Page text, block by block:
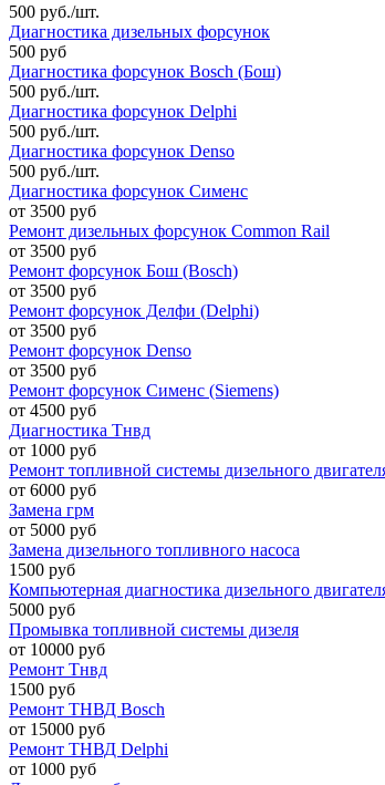
500 руб./шт.
Диагностика дизельных форсунок
500 руб
Диагностика форсунок Bosch (Бош)
500 руб./шт.
Диагностика форсунок Delphi
500 руб./шт.
Диагностика форсунок Denso
500 руб./шт.
Диагностика форсунок Сименс
от 3500 руб
Ремонт дизельных форсунок Common Rail
от 3500 руб
Ремонт форсунок Бош (Bosch)
от 3500 руб
Ремонт форсунок Делфи (Delphi)
от 3500 руб
Ремонт форсунок Denso
от 3500 руб
Ремонт форсунок Сименс (Siemens)
от 4500 руб
Диагностика Тнвд
от 1000 руб
Ремонт топливной системы дизельного
от 6000 руб
Замена грм
от 5000 руб
Замена дизельного топливного насоса
1500 руб
Компьютерная диагностика дизельного
5000 руб
Промывка топливной системы дизеля
от 10000 руб
Ремонт Тнвд
1500 руб
Ремонт ТНВД Bosch
от 15000 руб
Ремонт ТНВД Delphi
от 1000 руб